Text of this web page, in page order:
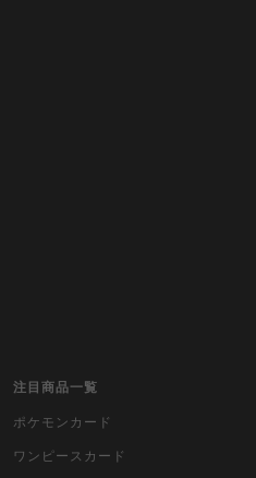
注目商品一覧
ポケモンカード
ワンピースカード